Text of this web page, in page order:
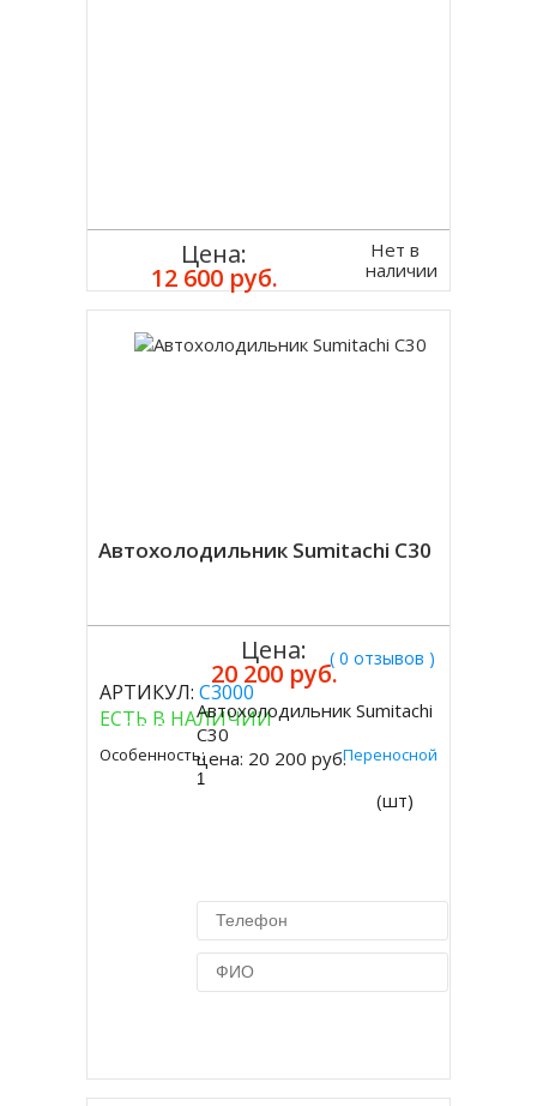
Цена:
12 600 руб.
Нет в
наличии
Автохолодильник Sumitachi C30
( 0 отзывов )
АРТИКУЛ: C3000
ЕСТЬ В НАЛИЧИИ
Особенность: Переносной
Цена:
20 200 руб.
Купить
Автохолодильник Sumitachi
C30
цена: 20 200 руб.
(шт)